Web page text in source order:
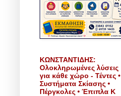
ΚΩΝΣΤΑΝΤΙΔΗΣ:
Ολοκληρωμένες λύσεις
για κάθε χώρο - Τέντες •
Συστήματα Σκίασης •
Πέργκολες • Έπιπλα Κ